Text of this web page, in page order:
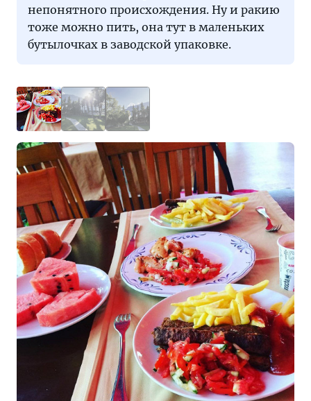
непонятного происхождения. Ну и ракию
тоже можно пить, она тут в маленьких
бутылочках в заводской упаковке.